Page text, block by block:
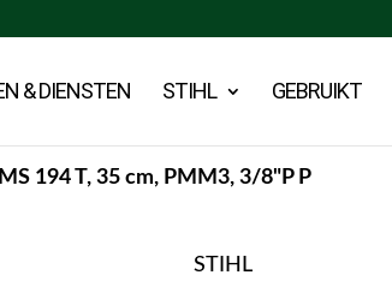
& DIENSTEN STIHL GEBRUIKT
MS 194 T, 35 cm, PMM3, 3/8"P P
STIHL